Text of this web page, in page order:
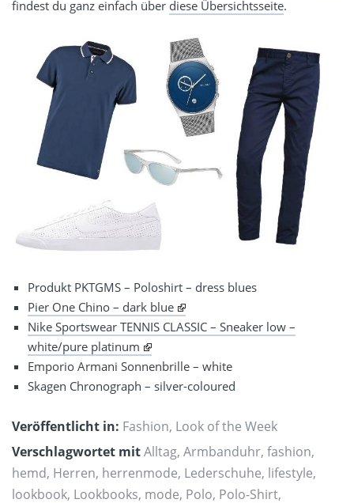
findest du ganz einfach über diese Übersichtsseite.
Produkt PKTGMS – Poloshirt – dress blues
Pier One Chino – dark blue
Nike Sportswear TENNIS CLASSIC – Sneaker low –
white/pure platinum
Emporio Armani Sonnenbrille – white
Skagen Chronograph – silver-coloured
Veröffentlicht in: Fashion, Look of the Week
Verschlagwortet mitAlltag, Armbanduhr, fashion,
hemd, Herren, herrenmode, Lederschuhe, lifestyle,
lookbook, Lookbooks, mode, Polo, Polo-Shirt,